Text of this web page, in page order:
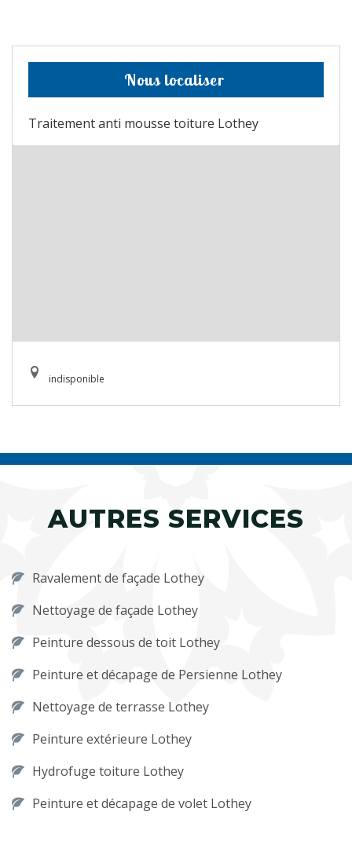
Nous localiser
Traitement anti mousse toiture Lothey
indisponible
AUTRES SERVICES
Ravalement de façade Lothey
Nettoyage de façade Lothey
Peinture dessous de toit Lothey
Peinture et décapage de Persienne Lothey
Nettoyage de terrasse Lothey
Peinture extérieure Lothey
Hydrofuge toiture Lothey
Peinture et décapage de volet Lothey